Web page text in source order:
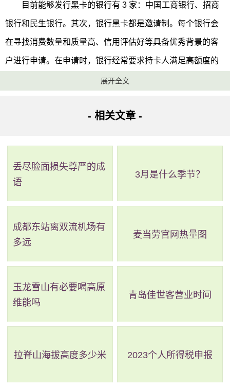
目前能够发行黑卡的银行有 3 家：中国工商银行、招商
银行和民生银行。其次，银行黑卡都是邀请制。每个银行会
在寻找消费数量和质量高、信用评估好等具备优秀背景的客
户进行申请。在申请时，银行经常要求持卡人满足高额度的
年度消费额和银行、社交资本上的其他条件。不同的黑卡在
长黑金卡，据报道要求在一年内至少花费 300 万元人民币。
的权益可能会有所不同。例如，招商银行运通百夫长黑金卡
值得一提的是，由于银行黑卡的高消费和友好定位，申请取
得黑卡的数量非常有限。换句话说，黑卡对于普通消费者来
说几乎是不可及的。综上所述，银行黑卡是各大银行针对具
备优秀信用评估和高消费能力等条件的一种特殊信用卡样
式。虽然不同的发卡机构，在申请、享受服务及权益方面略
有不同，但普遍要求年度消费额高达数百万或以上。同时，
它们也享受着高级、私人化的服务及权益，未来仍将成为金
展开全文
- 相关文章 -
丢尽脸面损失尊严的成
语
3月是什么季节？
成都东站离双流机场有
多远
麦当劳官网热量图
玉龙雪山有必要喝高原
维能吗
青岛佳世客营业时间
拉脊山海拔高度多少米 2023个人所得税申报